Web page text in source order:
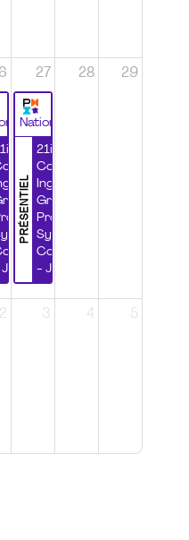
et
1
27
National
PRÉSENTIEL
21ième
Congrès
Ingénierie
Grands
Projets et
Systèmes
Complexes
- Jour 2
28 29
2 3 4 5